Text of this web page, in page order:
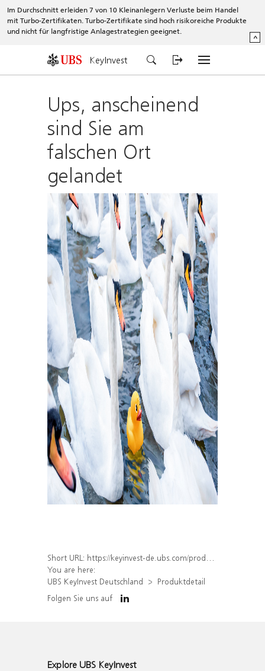
Im Durchschnitt erleiden 7 von 10 Kleinanlegern Verluste beim Handel
mit Turbo-Zertifikaten. Turbo-Zertifikate sind hoch risikoreiche Produkte
und nicht für langfristige Anlagestrategien geeignet.
^
KeyInvest
Ups, anscheinend
sind Sie am
falschen Ort
gelandet
Short URL: https://keyinvest-de.ubs.com/produkt/detail/index/isin/DE000WA78T24
You are here:
UBS KeyInvest Deutschland
Produktdetail
Folgen Sie uns auf
Explore UBS KeyInvest